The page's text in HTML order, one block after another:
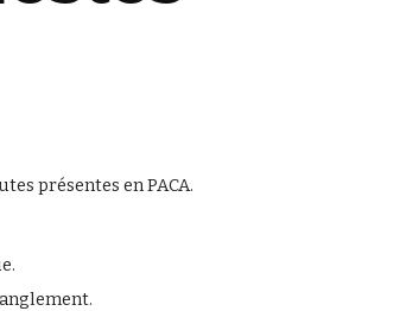
présentes en PACA.